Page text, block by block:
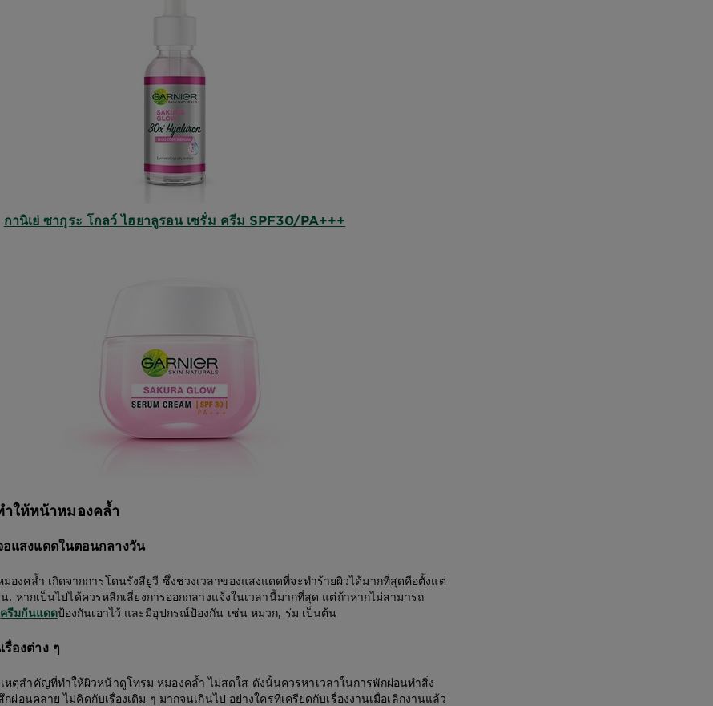
กานิเย่ ซากุระ โกลว์ ไฮยาลูรอน เซรั่ม ครีม SPF30/PA+++
ำให้หน้าหมองคล้ำ
อแสงแดดในตอนกลางวัน
องคล้ำ เกิดจากการโดนรังสียูวี ซึ่งช่วงเวลาของแสงแดดที่จะทำร้ายผิวได้มากที่สุดคือตั้งแต่
หากเป็นไปได้ควรหลีกเลี่ยงการออกกลางแจ้งในเวลานี้มากที่สุด แต่ถ้าหากไม่สามารถ
ครีมกันแดดป้องกันเอาไว้ และมีอุปกรณ์ป้องกัน เช่น หมวก, ร่ม เป็นต้น
รื่องต่าง ๆ
หตุสำคัญที่ทำให้ผิวหน้าดูโทรม หมองคล้ำ ไม่สดใส ดังนั้นควรหาเวลาในการพักผ่อนทำสิ่ง
กผ่อนคลาย ไม่คิดกับเรื่องเดิม ๆ มากจนเกินไป อย่างใครที่เครียดกับเรื่องงานเมื่อเลิกงานแล้ว